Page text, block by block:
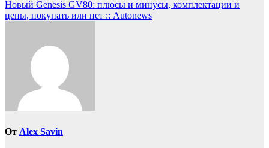
записям
Новый Genesis GV80: плюсы и минусы, комплектации и
цены, покупать или нет :: Autonews
От Alex Savin